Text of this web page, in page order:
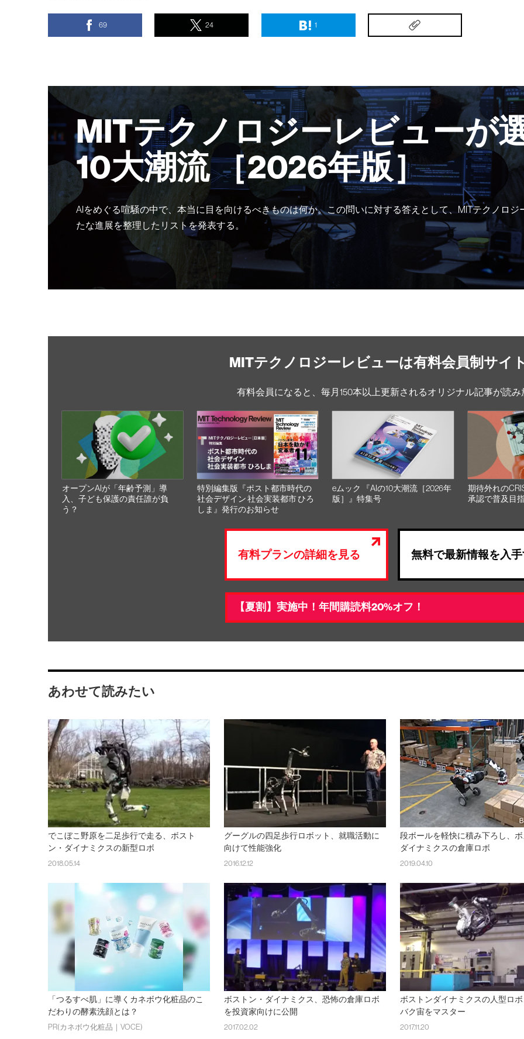
69 24 1
MITテクノロジーレビューが
10大潮流 ［2026年版］
AIをめぐる喧騒の中で、本当に目を向けるべきものは何か。この問いに対する答えとして、MITテクノロ
たな進展を整理したリストを発表する。
MITテクノロジーレビューは有料会員制サイ
有料会員になると、毎月150本以上更新されるオリジナル記事が読み
オープンAIが「年齢予測」導
入、子ども保護の責任誰が負
う？
特別編集版『ポスト都市時代の
社会デザイン 社会実装都市 ひろ
しま』発行のお知らせ
eムック 『AIの10大潮流［2026年
版］』特集号
期待外れの
承認で普及目
有料プランの詳細を見る 無料で最新情報を入
【夏割】実施中！年間購読料20%オフ！
あわせて読みたい
でこぼこ野原を二足歩行で走る、ボスト
ン・ダイナミクスの新型ロボ
2018.05.14
グーグルの四足歩行ロボット、就職活動に
向けて性能強化
2016.12.12
段ボールを軽快に積み下ろし、
ダイナミクスの倉庫ロボ
2019.04.10
「つるすべ肌」に導くカネボウ化粧品のこ
だわりの酵素洗顔とは？
PR(カネボウ化粧品｜VOCE)
ボストン・ダイナミクス、恐怖の倉庫ロボ
を投資家向けに公開
2017.02.02
ボストンダイナミクスの人型ロ
バク宙をマスター
2017.11.20